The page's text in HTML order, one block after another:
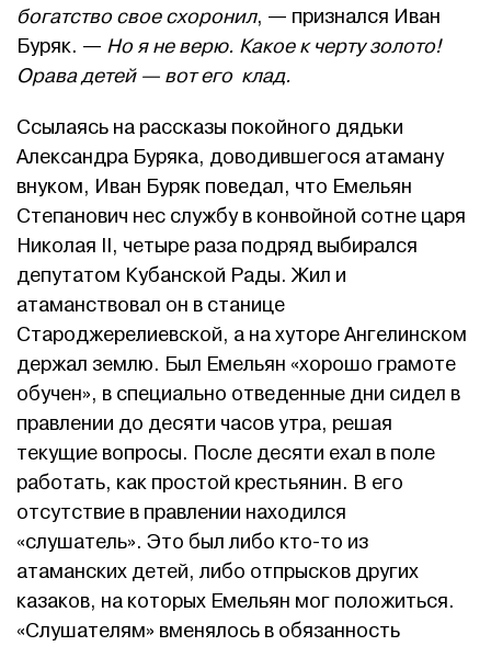
богатство свое схоронил, — признался Иван
Буряк. — Но я не верю. Какое к черту золото!
Орава детей — вот его клад.
Ссылаясь на рассказы покойного дядьки
Александра Буряка, доводившегося атаману
внуком, Иван Буряк поведал, что Емельян
Степанович нес службу в конвойной сотне царя
Николая II, четыре раза подряд выбирался
депутатом Кубанской Рады. Жил и
атаманствовал он в станице
Староджерелиевской, а на хуторе Ангелинском
держал землю. Был Емельян «хорошо грамоте
обучен», в специально отведенные дни сидел в
правлении до десяти часов утра, решая
текущие вопросы. После десяти ехал в поле
работать, как простой крестьянин. В его
отсутствие в правлении находился
«слушатель». Это был либо кто-то из
атаманских детей, либо отпрысков других
казаков, на которых Емельян мог положиться.
«Слушателям» вменялось в обязанность